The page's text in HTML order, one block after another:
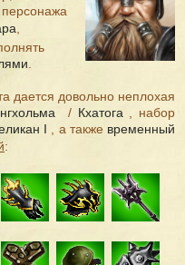
дается довольно неплохая
/ Кхатога
, набор
I , а также временный
: